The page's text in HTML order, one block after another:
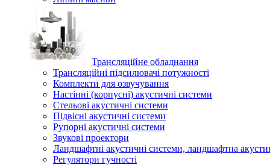
Трансляційне обладнання
Трансляційні підсилювачі потужності
Комплекти для озвучування
Настінні (корпусні) акустичні системи
Стельові акустичні системи
Підвісні акустичні системи
Рупорні акустичні системи
Звукові проектори
Ландшафтні акустичні системи, ландшафтна
Регулятори гучності